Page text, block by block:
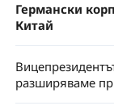
Германски
Китай
разширяваме